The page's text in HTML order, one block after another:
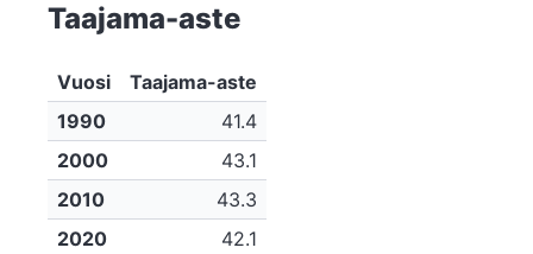
Taajama-aste
Vuosi
Taajama-aste
1990
41.4
2000
43.1
2010
43.3
2020
42.1